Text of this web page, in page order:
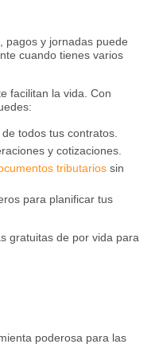
pagos y jornadas puede
cuando tienes varios
facilitan la vida. Con
todos tus contratos.
y cotizaciones.
tributarios sin
para planificar tus
gratuitas de por vida para
poderosa para las